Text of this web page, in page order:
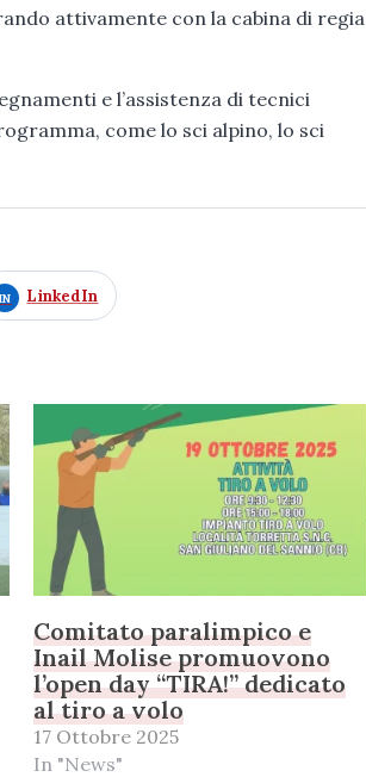
attivamente con la cabina di regia
e l’assistenza di tecnici
come lo sci alpino, lo sci
LinkedIn
Comitato paralimpico e
Inail Molise promuovono
l’open day “TIRA!” dedicato
al tiro a volo
17 Ottobre 2025
In "News"